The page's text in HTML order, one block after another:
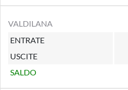
VALDILANA
ENTRATE
USCITE
SALDO